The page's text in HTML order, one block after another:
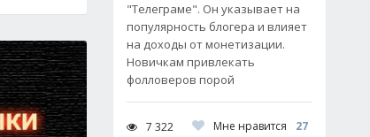
"Телеграме". Он указывает на
популярность блогера и влияет
на доходы от монетизации.
Новичкам привлекать
фолловеров порой
7 322 Мне нравится
27